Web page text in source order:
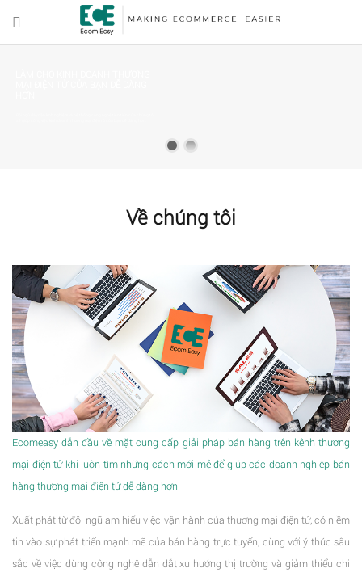
Về chúng tôi
Ecomeasy dẫn đầu về mặt cung cấp giải pháp bán hàng trên kênh thương
mại điện tử khi luôn tìm những cách mới mẻ để giúp các doanh nghiệp bán
hàng thương mại điện tử dễ dàng hơn.
Xuất phát từ đội ngũ am hiểu việc vận hành của thương mại điện tử, có niềm
tin vào sự phát triển mạnh mẽ của bán hàng trực tuyến, cùng với ý thức sâu
sắc về việc dùng công nghệ dẫn dắt xu hướng thị trường và giảm thiểu chi